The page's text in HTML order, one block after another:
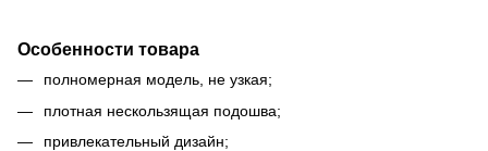
Особенности товара
полномерная модель, не узкая;
плотная нескользящая подошва;
привлекательный дизайн;